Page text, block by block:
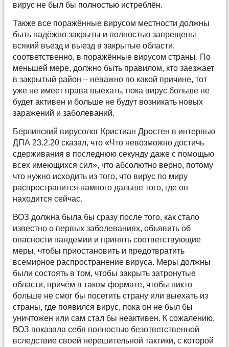
вирус не был бы полностью истреблён.
Также все поражённые вирусом местности должны
быть надёжно закрыты и полностью запрещены
всякий въезд и выезд в закрытые области,
соответственно, в поражённые вирусом страны. По
меньшей мере, должно быть правилом, кто заезжает
в закрытый район – неважно по какой причине, тот
уже не имеет права выехать, пока вирус больше не
будет активен и больше не будут возникать новых
заражений и заболеваний.
Берлинский вирусолог Кристиан Дростен в интервью
ДПА 23.2.20 сказал, что «Что невозможно достичь
сдерживания в последнюю секунду даже с помощью
всех имеющихся сил», что абсолютно верно, потому
что нужно исходить из того, что вирус по миру
распространится намного дальше того, где он
находится сейчас.
ВОЗ должна была бы сразу после того, как стало
известно о первых заболеваниях, объявить об
опасности пандемии и принять соответствующие
меры, чтобы приостановить и предотвратить
всемирное распространение вируса. Меры должны
были состоять в том, чтобы закрыть затронутые
области, причём в таком формате, чтобы никто
больше не смог бы посетить страну или выехать из
страны, где появился вирус, пока он не был бы
уничтожен или сам стал бы неактивен. К сожалению,
ВОЗ показала себя полностью безответственной
вследствие своей нерешительной тактики, с которой